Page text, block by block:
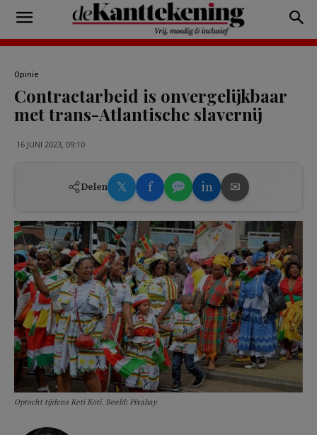
Opinie
Contractarbeid is onvergelijkbaar
met trans-Atlantische slavernij
16 JUNI 2023, 09:10
Delen 𝕏 f in ✉
Optocht tijdens Keti Koti. Beeld: Pixabay